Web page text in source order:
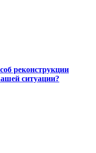
реконструкции
ситуации?